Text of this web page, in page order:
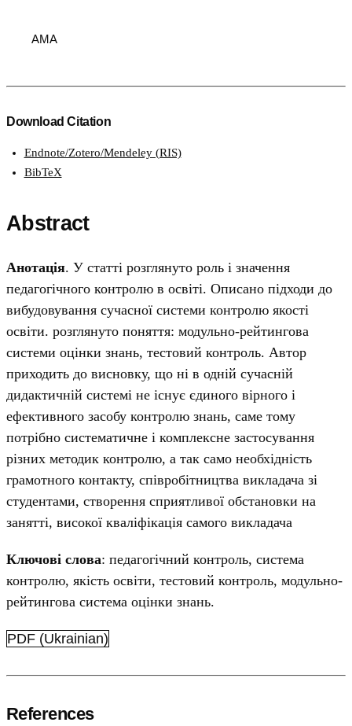
AMA
Download Citation
Endnote/Zotero/Mendeley (RIS)
BibTeX
Abstract
Анотація. У статті розглянуто роль і значення
педагогічного контролю в освіті. Описано підходи до
вибудовування сучасної системи контролю якості
освіти. розглянуто поняття: модульно-рейтингова
системи оцінки знань, тестовий контроль. Автор
приходить до висновку, що ні в одній сучасній
дидактичній системі не існує єдиного вірного і
ефективного засобу контролю знань, саме тому
потрібно систематичне і комплексне застосування
різних методик контролю, а так само необхідність
грамотного контакту, співробітництва викладача зі
студентами, створення сприятливої обстановки на
занятті, високої кваліфікація самого викладача
Ключові слова: педагогічний контроль, система
контролю, якість освіти, тестовий контроль, модульно-
рейтингова система оцінки знань.
PDF (Ukrainian)
References